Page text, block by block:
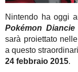
Nintendo ha oggi
Pokémon
sarà proiettato
a questo
24 febbraio 2015.